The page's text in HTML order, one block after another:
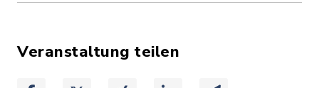
Veranstaltung teilen